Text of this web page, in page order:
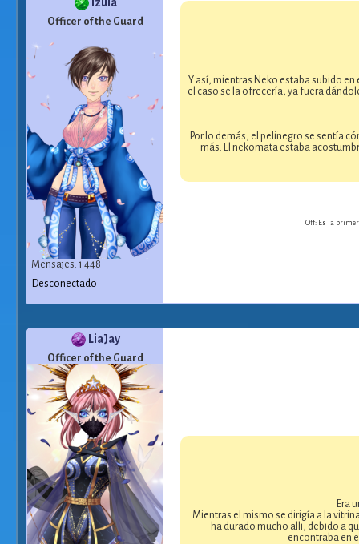
Officer of the Guard
Mensajes: 1 448
Y así, mientras Neko estaba subido
el caso se la ofrecería, ya fuera
Por lo demás, el pelinegro se sentía
más. El nekomata estaba
Off: Es la
Desconectado
LiaJay
Officer of the Guard
Era
Mientras el mismo se dirigía a la
ha durado mucho alli, debido a
encontraba en